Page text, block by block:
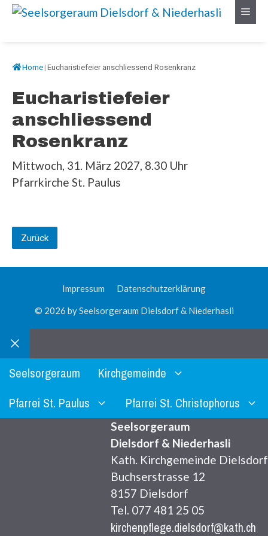
Springe
Menü
Home | Eucharistiefeier anschliessend Rosenkranz
Eucharistiefeier
anschliessend
Rosenkranz
Mittwoch, 31. März 2027, 8.30 Uhr
Pfarrkirche St. Paulus
Zurück
Impressum Datenschutzerklärung
© 2026 by Seelsorgeraum Dielsdorf & Niederhasli
Schliessen
Seelsorgeraum
Kirchgemeinde
Pfarrei St. Paulus
Pfarrei St. Christophorus
Seelsorgeraum
Dielsdorf & Niederhasli
Kath. Kirchgemeinde Dielsdorf
Buchserstrasse 12
8157 Dielsdorf
Tel. 077 481 25 05
kirchenpflege.dielsdorf@kath.ch